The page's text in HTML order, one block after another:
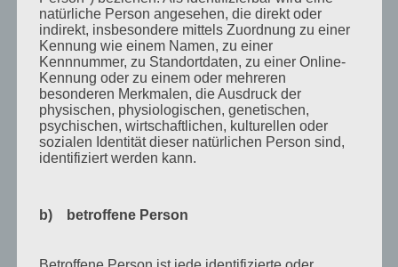
Juli 2010
Juni 2010
Mai 2010
April 2010
März 2010
Februar 2010
November 2009
natürliche Person angesehen, die direkt oder
indirekt, insbesondere mittels Zuordnung zu einer
Kennung wie einem Namen, zu einer
Kennnummer, zu Standortdaten, zu einer Online-
Kennung oder zu einem oder mehreren
besonderen Merkmalen, die Ausdruck der
physischen, physiologischen, genetischen,
psychischen, wirtschaftlichen, kulturellen oder
sozialen Identität dieser natürlichen Person sind,
identifiziert werden kann.
b) betroffene Person